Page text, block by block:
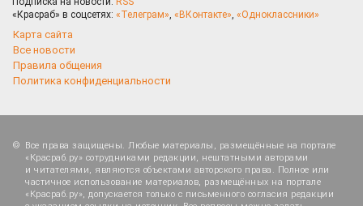
«Красраб» в соцсетях: «Телеграм», «ВКонтакте», «Одноклассники»
Карта сайта
Все новости
Правила общения
Политика конфиденциальности
Все права защищены. Любые материалы, размещённые на портале
«Красраб.ру» сотрудниками редакции, нештатными авторами
и читателями, являются объектами авторского права. Полное или
частичное использование материалов, размещённых на портале
«Красраб.ру», допускается только с письменного согласия редакции